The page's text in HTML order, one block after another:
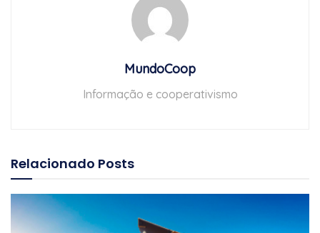
MundoCoop
Informação e cooperativismo
Relacionado Posts